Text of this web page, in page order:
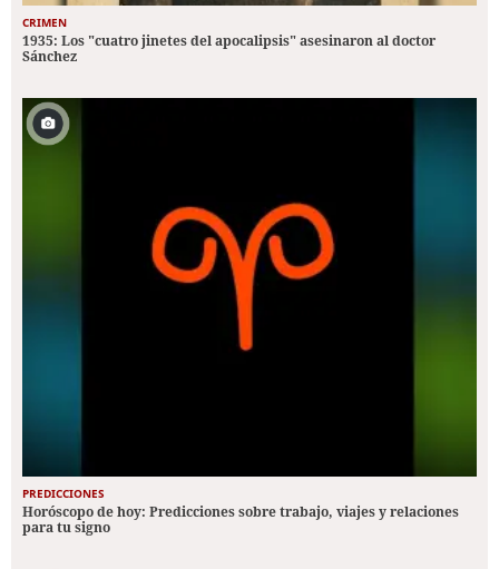
CRIMEN
1935: Los "cuatro jinetes del apocalipsis" asesinaron al doctor
Sánchez
PREDICCIONES
Horóscopo de hoy: Predicciones sobre trabajo, viajes y relaciones
para tu signo